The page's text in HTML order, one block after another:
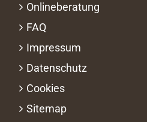
Onlineberatung
FAQ
Impressum
Datenschutz
Cookies
Sitemap